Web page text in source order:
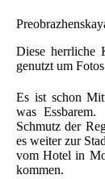
Diese herrliche
genutzt um
Es ist schon
was
Schmutz der
es weiter zur
vom Hotel in
kommen.